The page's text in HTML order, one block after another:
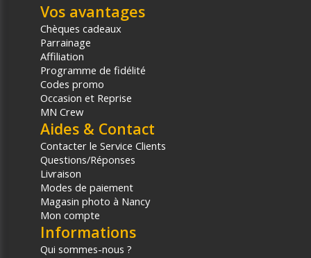
Vos avantages
Chèques cadeaux
Parrainage
Affiliation
Programme de fidélité
Codes promo
Occasion et Reprise
MN Crew
Aides & Contact
Contacter le Service Clients
Questions/Réponses
Livraison
Modes de paiement
Magasin photo à Nancy
Mon compte
Informations
Qui sommes-nous ?